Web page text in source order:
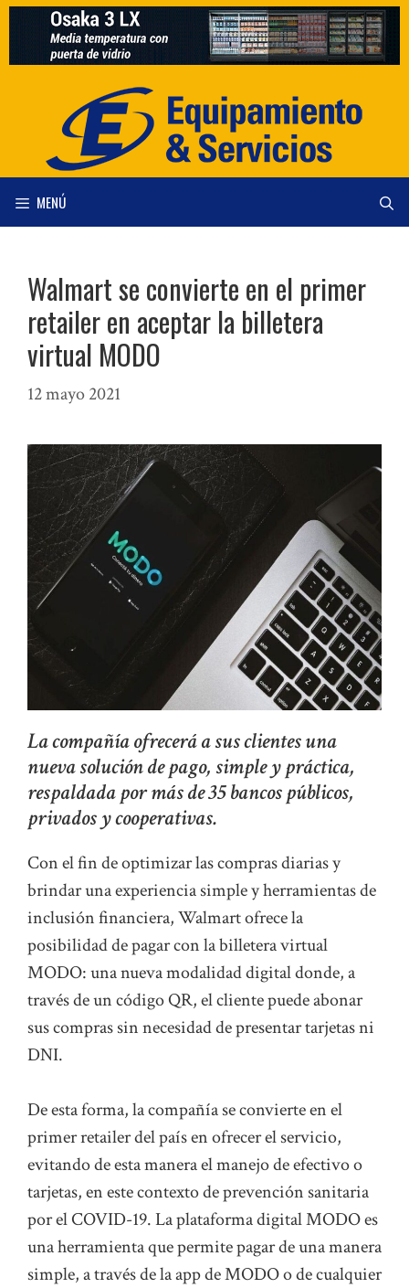
Saltar
contenido
MENÚ
Walmart se convierte en el primer
retailer en aceptar la billetera
virtual MODO
12 mayo 2021
La compañía ofrecerá a sus clientes una
nueva solución de pago, simple y práctica,
respaldada por más de 35 bancos públicos,
privados y cooperativas.
Con el fin de optimizar las compras diarias y
brindar una experiencia simple y herramientas de
inclusión financiera, Walmart ofrece la
posibilidad de pagar con la billetera virtual
MODO: una nueva modalidad digital donde, a
través de un código QR, el cliente puede abonar
sus compras sin necesidad de presentar tarjetas ni
DNI.
De esta forma, la compañía se convierte en el
primer retailer del país en ofrecer el servicio,
evitando de esta manera el manejo de efectivo o
tarjetas, en este contexto de prevención sanitaria
por el COVID-19. La plataforma digital MODO es
una herramienta que permite pagar de una manera
simple, a través de la app de MODO o de cualquier